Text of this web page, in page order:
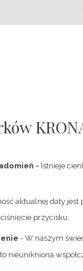
- Istnieje
aktualnej daty jest
przycisku.
- W naszym
nieunikniona